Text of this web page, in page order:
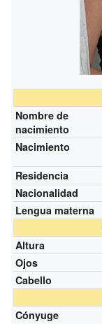
Nombre de
nacimiento
Nacimiento
Residencia
Nacionalidad
Lengua materna
Altura
Ojos
Cabello
Cónyuge